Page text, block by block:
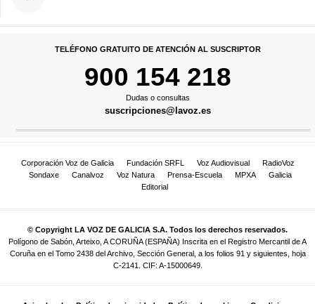
TELÉFONO GRATUITO DE ATENCIÓN AL SUSCRIPTOR
900 154 218
Dudas o consultas
suscripciones@lavoz.es
Corporación Voz de Galicia Fundación SRFL Voz Audiovisual
RadioVoz
Sondaxe
Canalvoz Voz Natura Prensa-Escuela MPXA
Galicia
Editorial
© Copyright LA VOZ DE GALICIA S.A. Todos los derechos reservados.
Polígono de Sabón, Arteixo, A CORUÑA (ESPAÑA) Inscrita en el Registro Mercantil de A
Coruña en el Tomo 2438 del Archivo, Sección General, a los folios 91 y siguientes, hoja
C-2141. CIF: A-15000649.